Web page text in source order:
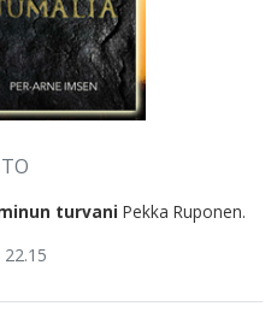
turvani Pekka Ruponen.